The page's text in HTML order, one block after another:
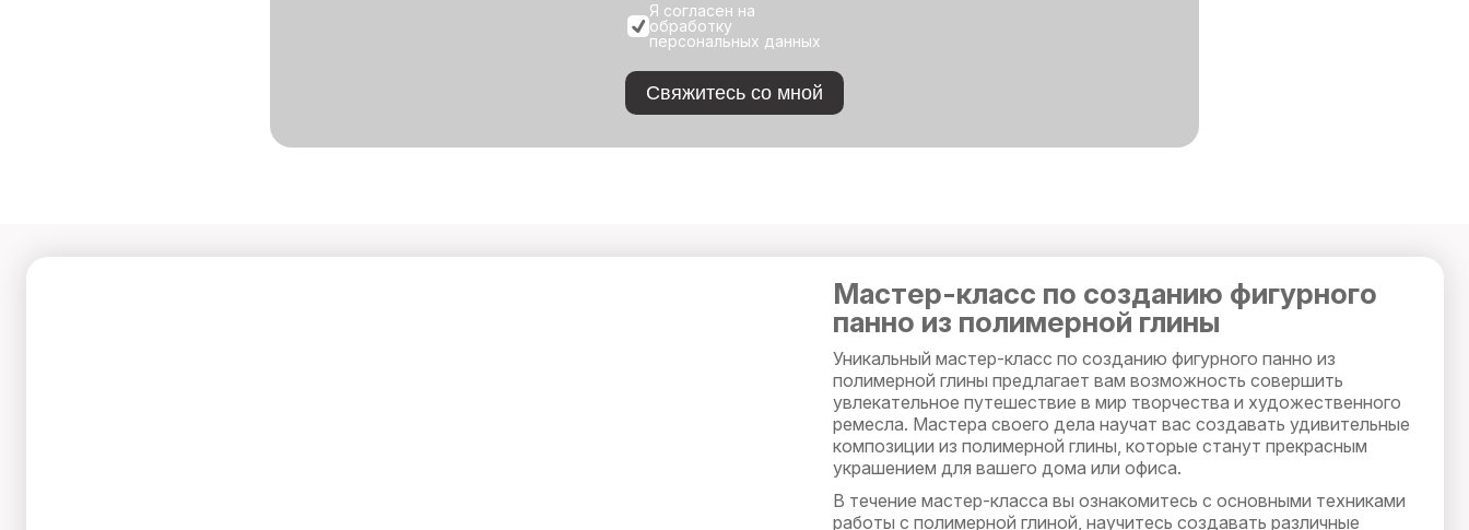
Я согласен на
обработку
персональных данных
Свяжитесь со мной
Мастер-класс по созданию фигурного
панно из полимерной глины
Уникальный мастер-класс по созданию фигурного панно из
полимерной глины предлагает вам возможность совершить
увлекательное путешествие в мир творчества и художественного
ремесла. Мастера своего дела научат вас создавать удивительные
композиции из полимерной глины, которые станут прекрасным
украшением для вашего дома или офиса.
В течение мастер-класса вы ознакомитесь с основными техниками
работы с полимерной глиной, научитесь создавать различные